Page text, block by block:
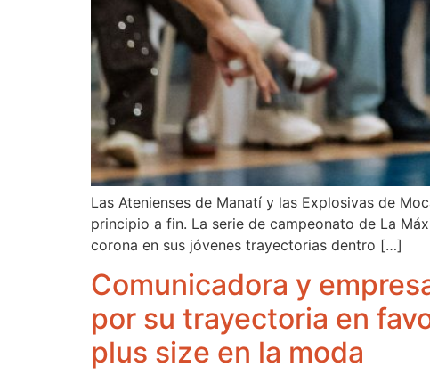
Las Atenienses de Manatí y las Explosivas de
principio a fin. La serie de campeonato de La
corona en sus jóvenes trayectorias dentro […]
Comunicadora y
por su trayectoria en
plus size en la moda